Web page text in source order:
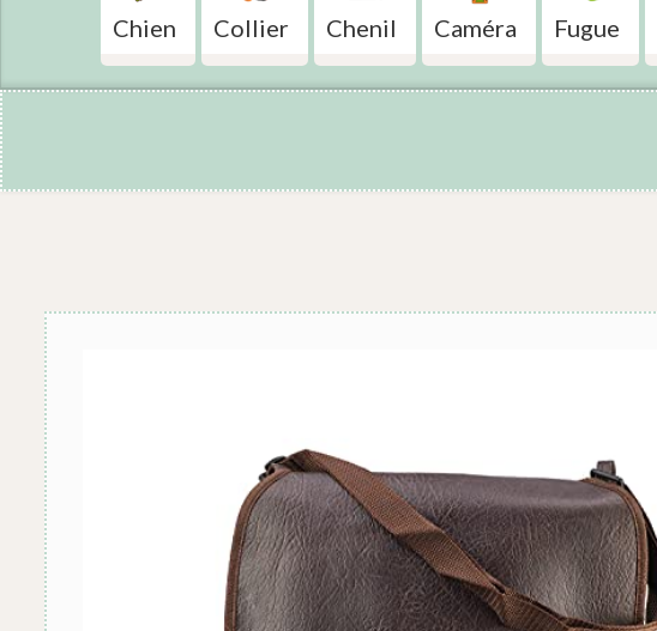
Chien Collier Chenil Caméra Fugue